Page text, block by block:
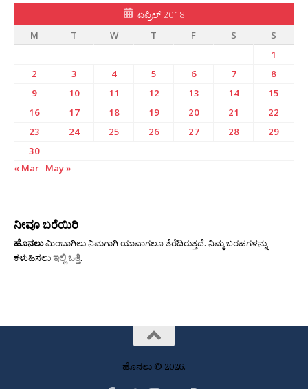
ಏಪ್ರಿಲ್ 2018
M
T W T F S
S
1
2
3 4 5 6 7
8
9
10 11 12 13 14
15
16
17 18 19 20 21
22
23
24 25 26 27 28
29
30
« Mar May »
ನೀವೂ ಬರೆಯಿರಿ
ಹೊನಲುಮಿಂಬಾಗಿಲು ನಿಮಗಾಗಿ ಯಾವಾಗಲೂ ತೆರೆದಿರುತ್ತದೆ. ನಿಮ್ಮ ಬರಹಗಳನ್ನು
ಕಳುಹಿಸಲುಇಲ್ಲಿ ಒತ್ತಿ.
ಹೊನಲು © 2026.